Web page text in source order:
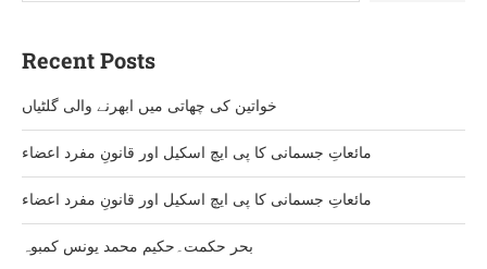
Recent Posts
خواتین کی چھاتی میں ابھرنے والی گلٹیاں
مائعاتِ جسمانی کا پی ایچ اسکیل اور قانونِ مفرد اعضاء
مائعاتِ جسمانی کا پی ایچ اسکیل اور قانونِ مفرد اعضاء
بحر حکمت۔حکیم محمد یونس کمبوہ